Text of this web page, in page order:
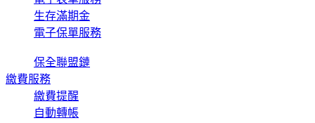
生存滿期金
電子保單服務
保全聯盟鏈
繳費服務
繳費提醒
自動轉帳